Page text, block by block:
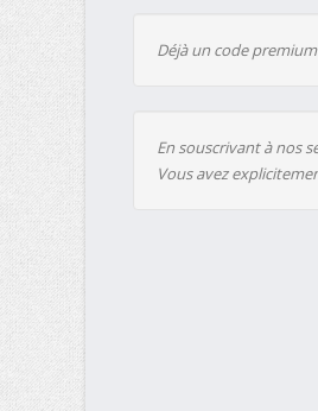
Déjà un code
En souscrivant à nos
Vous avez